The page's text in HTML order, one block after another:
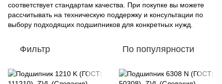
соответствует стандартам качества. При покупке вы можете
рассчитывать на техническую поддержку и консультации по
выбору подходящих подшипников для конкретных нужд.
Фильтр По популярности